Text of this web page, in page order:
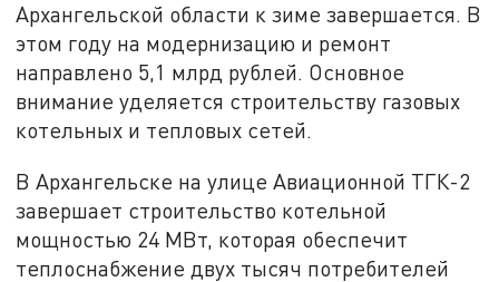
Архангельской области к зиме завершается. В
этом году на модернизацию и ремонт
направлено 5,1 млрд рублей. Основное
внимание уделяется строительству газовых
котельных и тепловых сетей.
В Архангельске на улице Авиационной ТГК-2
завершает строительство котельной
мощностью 24 МВт, которая обеспечит
теплоснабжение двух тысяч потребителей